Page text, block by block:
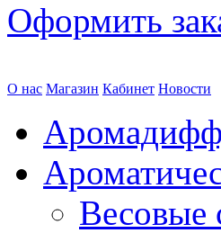
Оформить
О нас Магазин Кабинет Новости
Весовые